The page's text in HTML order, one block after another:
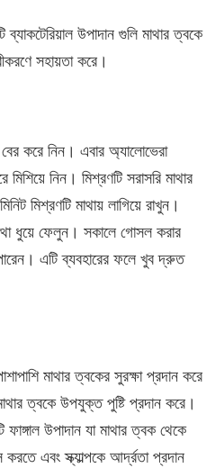
ব্যাকটেরিয়াল উপাদান গুলি মাথার ত্বকে
সহায়তা করে।
করে নিন। এবার অ্যালোভেরা
নিন। মিশ্রণটি সরাসরি মাথার
মিশ্রণটি মাথায় লাগিয়ে রাখুন।
ধুয়ে ফেলুন। সকালে গোসল করার
এটি ব্যবহারের ফলে খুব দ্রুত
মাথার ত্বকের সুরক্ষা প্রদান করে
ত্বকে উপযুক্ত পুষ্টি প্রদান করে।
উপাদান যা মাথার ত্বক থেকে
এবং স্ক্যাল্পকে আর্দ্রতা প্রদান